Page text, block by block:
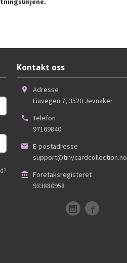
Kontakt oss
Adresse
Liavegen 7, 3520 Jevnaker
Telefon
97169840
E-postadresse
support@tinycardcollection.no
Foretaksregisteret
933880958